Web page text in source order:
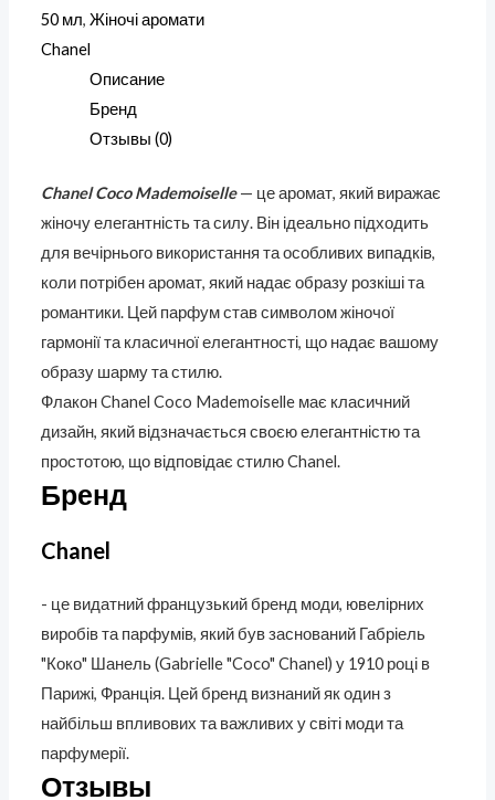
50 мл,Жіночі аромати
Chanel
Описание
Бренд
Отзывы (0)
Chanel Coco Mademoiselle— це аромат, який виражає
жіночу елегантність та силу. Він ідеально підходить
для вечірнього використання та особливих випадків,
коли потрібен аромат, який надає образу розкіші та
романтики. Цей парфум став символом жіночої
гармонії та класичної елегантності, що надає вашому
образу шарму та стилю.
Флакон Chanel Coco Mademoiselle має класичний
дизайн, який відзначається своєю елегантністю та
простотою, що відповідає стилю Chanel.
Бренд
Chanel
- це видатний французький бренд моди, ювелірних
виробів та парфумів, який був заснований Габріель
"Коко" Шанель (Gabrielle "Coco" Chanel) у 1910 році в
Парижі, Франція. Цей бренд визнаний як один з
найбільш впливових та важливих у світі моди та
парфумерії.
Отзывы